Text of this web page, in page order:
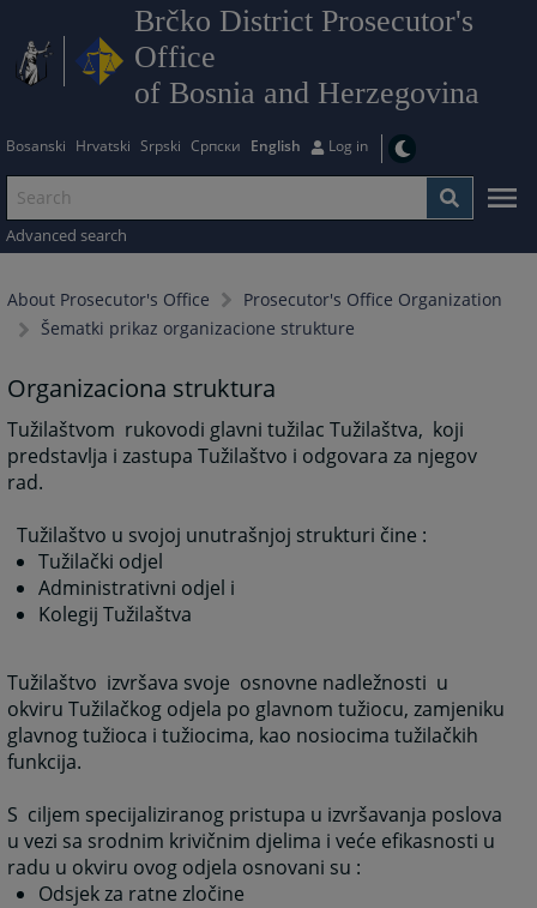
Brčko District Prosecutor's
Office
of Bosnia and Herzegovina
Bosanski Hrvatski Srpski Српски English Log in
Advanced search
About Prosecutor's Office
Prosecutor's Office Organization
Šematki prikaz organizacione strukture
Organizaciona struktura
Tužilaštvom rukovodi glavni tužilac Tužilaštva, koji
predstavlja i zastupa Tužilaštvo i odgovara za njegov
rad.
Tužilaštvo u svojoj unutrašnjoj strukturi čine :
Tužilački odjel
Administrativni odjel i
Kolegij Tužilaštva
Tužilaštvo izvršava svoje osnovne nadležnosti u
okviru Tužilačkog odjela po glavnom tužiocu, zamjeniku
glavnog tužioca i tužiocima, kao nosiocima tužilačkih
funkcija.
S ciljem specijaliziranog pristupa u izvršavanja poslova
u vezi sa srodnim krivičnim djelima i veće efikasnosti u
radu u okviru ovog odjela osnovani su :
Odsjek za ratne zločine